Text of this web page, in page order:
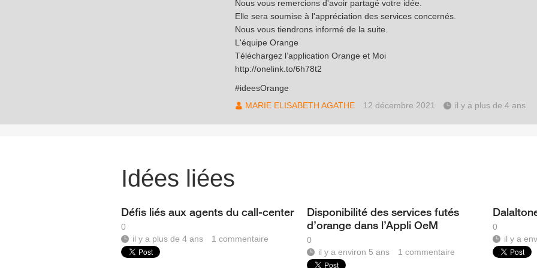
Nous vous remercions d'avoir partagé votre idée.
Elle sera soumise à l'appréciation des services concernés.
Nous vous tiendrons informé de la suite.
L'équipe Orange
Téléchargez l’application Orange et Moi
http://onelink.to/6h78t2
#ideesOrange
MARIE ELISABETH AGATHE
12 décembre 2021 il y a plus de 4 ans
Idées liées
Défis liés aux agents du call-center
0
il y a plus de 4 ans
1 commentaire
Disponibilité des services futés
d’orange dans l’Appli OeM
0
il y a environ 5 ans
1commentaire
0
il y a